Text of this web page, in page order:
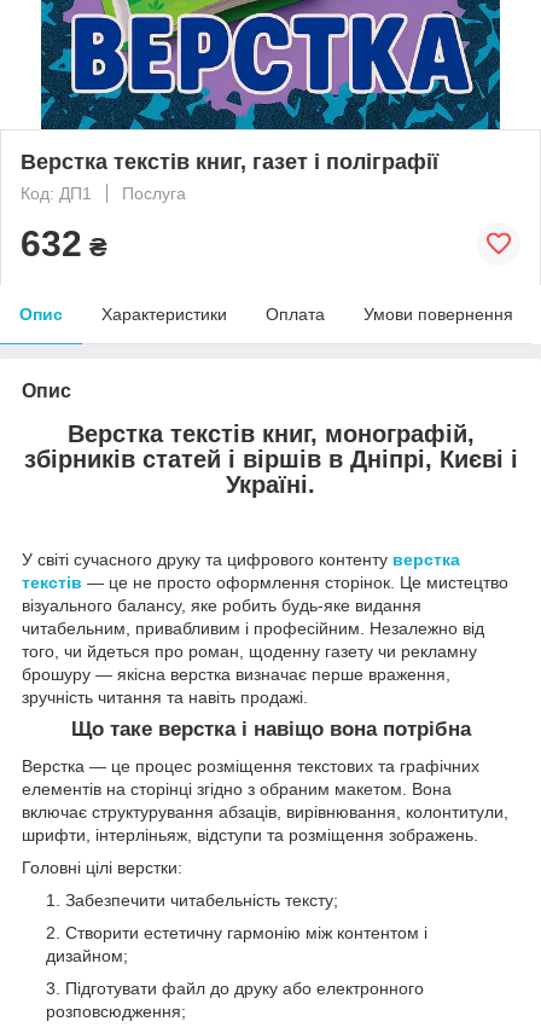
Верстка текстів книг, газет і поліграфії
Код: ДП1 Послуга
632 ₴
Опис Характеристики Оплата Умови повернення
Опис
Верстка текстів книг, монографій,
збірників статей і віршів в Дніпрі, Києві і
Україні.
У світі сучасного друку та цифрового контенту верстка
текстів — це не просто оформлення сторінок. Це мистецтво
візуального балансу, яке робить будь-яке видання
читабельним, привабливим і професійним. Незалежно від
того, чи йдеться про роман, щоденну газету чи рекламну
брошуру — якісна верстка визначає перше враження,
зручність читання та навіть продажі.
Що таке верстка і навіщо вона потрібна
Верстка — це процес розміщення текстових та графічних
елементів на сторінці згідно з обраним макетом. Вона
включає структурування абзаців, вирівнювання, колонтитули,
шрифти, інтерліньяж, відступи та розміщення зображень.
Головні цілі верстки:
Забезпечити читабельність тексту;
Створити естетичну гармонію між контентом і
дизайном;
Підготувати файл до друку або електронного
розповсюдження;